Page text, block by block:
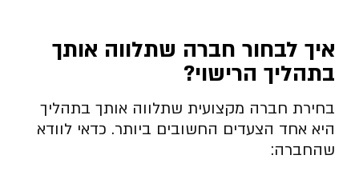
איך לבחור חברה שתלווה אותך
בתהליך הרישוי?
בחירת חברה מקצועית שתלווה אותך בתהליך
היא אחד הצעדים החשובים ביותר. כדאי לוודא
שהחברה: